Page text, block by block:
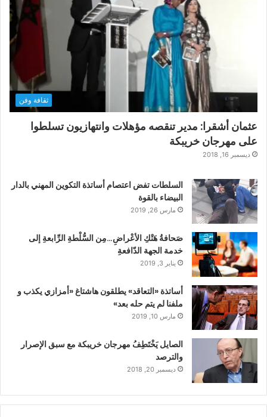
ثقافة وفن
عثمان أشقرا: مدير تنقصه مؤهلات وانتهازيون تسلطوا
على مهرجان خريبكة
ديسمبر 16, 2018
السلطات تفض اعتصام أساتذة التكوين المهني بالدار
البيضاء بالقوة
مارس 26, 2019
صَحافةُ هَتْكِ الأعْراضِ…مِن السُّلْطةِ الرِّابعةِ إلى
خدمة الجهة الدّافعةِ
يناير 3, 2019
أساتذة «التعاقد» يطلقون هاشتاغ «أمزازي يكذب و
ملفنا لم يتم حله بعد»
مارس 10, 2019
الصايل يَخْتَطِفُ مهرجان خريبكة مع سبق الإصرار
والترصد
ديسمبر 20, 2018